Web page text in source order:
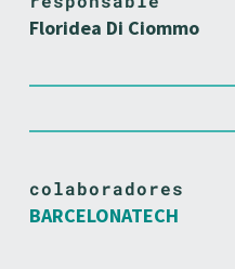
Floridea Di Ciommo
colaboradores
BARCELONATECH